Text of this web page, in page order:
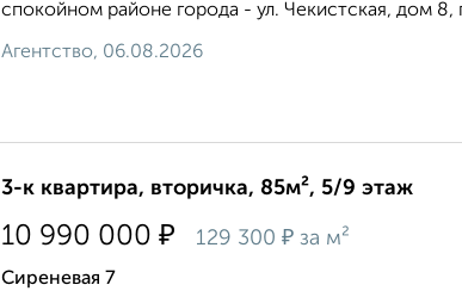
спокойном районе города - ул. Чекистская, дом
Агентство, 06.08.2026
3-к квартира, вторичка, 85м², 5/9 этаж
10 990 000 ₽ 129 300 ₽ за м²
Сиреневая 7